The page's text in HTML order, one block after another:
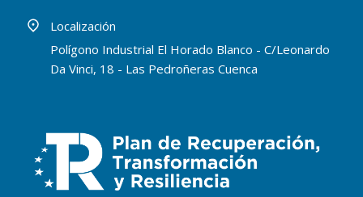
Localización
Polígono Industrial El Horado Blanco - C/Leonardo
Da Vinci, 18 - Las Pedroñeras Cuenca